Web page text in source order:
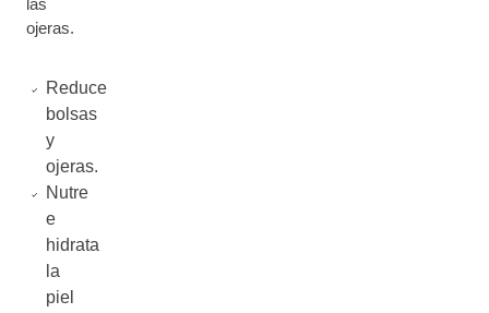
las
ojeras.
Reduce
bolsas
y
ojeras.
Nutre
e
hidrata
la
piel